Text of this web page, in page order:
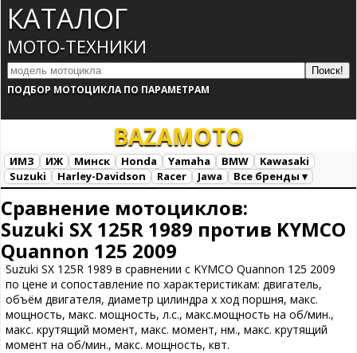
КАТАЛОГ
МОТО-ТЕХНИКИ
ПОДБОР МОТОЦИКЛА ПО ПАРАМЕТРАМ
BAZAMOTO
ИМЗ ИЖ Минск Honda Yamaha BMW
Kawasaki
Suzuki
Harley-Davidson Racer Jawa
Все бренды ▾
Сравнение мотоциклов:
Suzuki SX 125R 1989 против KYMCO
Quannon 125 2009
Suzuki SX 125R 1989 в сравнении с KYMCO Quannon 125 2009
по цене и сопоставление по характеристикам: двигатель,
объём двигателя, диаметр цилиндра х ход поршня, макс.
мощность, макс. мощность, л.с., макс.мощность на об/мин.,
макс. крутящий момент, макс. момент, нм., макс. крутящий
момент на об/мин., макс. мощность, квт.